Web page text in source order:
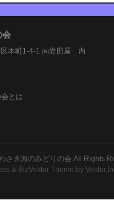
会
本町1-4-1 ㈱岩田屋 内
とは
さき海のみどりの会 All Rights
& BizVektor Theme by